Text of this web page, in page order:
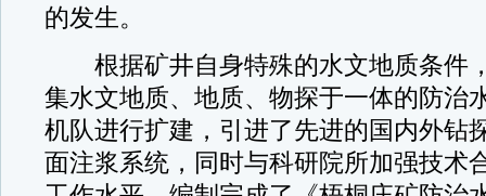
的发生。
根据矿井自身特殊的水文地质条件
集水文地质、地质、物探于一体的防治
机队进行扩建，引进了先进的国内外钻
面注浆系统，同时与科研院所加强技术